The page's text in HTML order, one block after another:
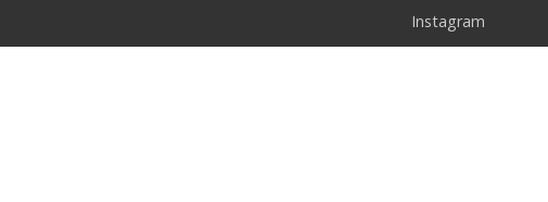
Instagram